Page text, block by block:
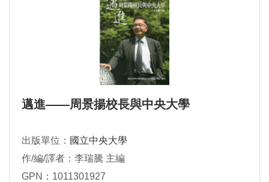
邁進——周景揚校長與中央大學
出版單位： 國立中央大學
作/編/譯者：李瑞騰 主編
GPN：1011301927